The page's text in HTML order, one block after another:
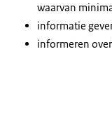
waarvan
informatie
informeren